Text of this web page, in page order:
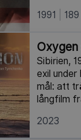
1991
Sibirien,
exil
mål: att
långfilm
2023